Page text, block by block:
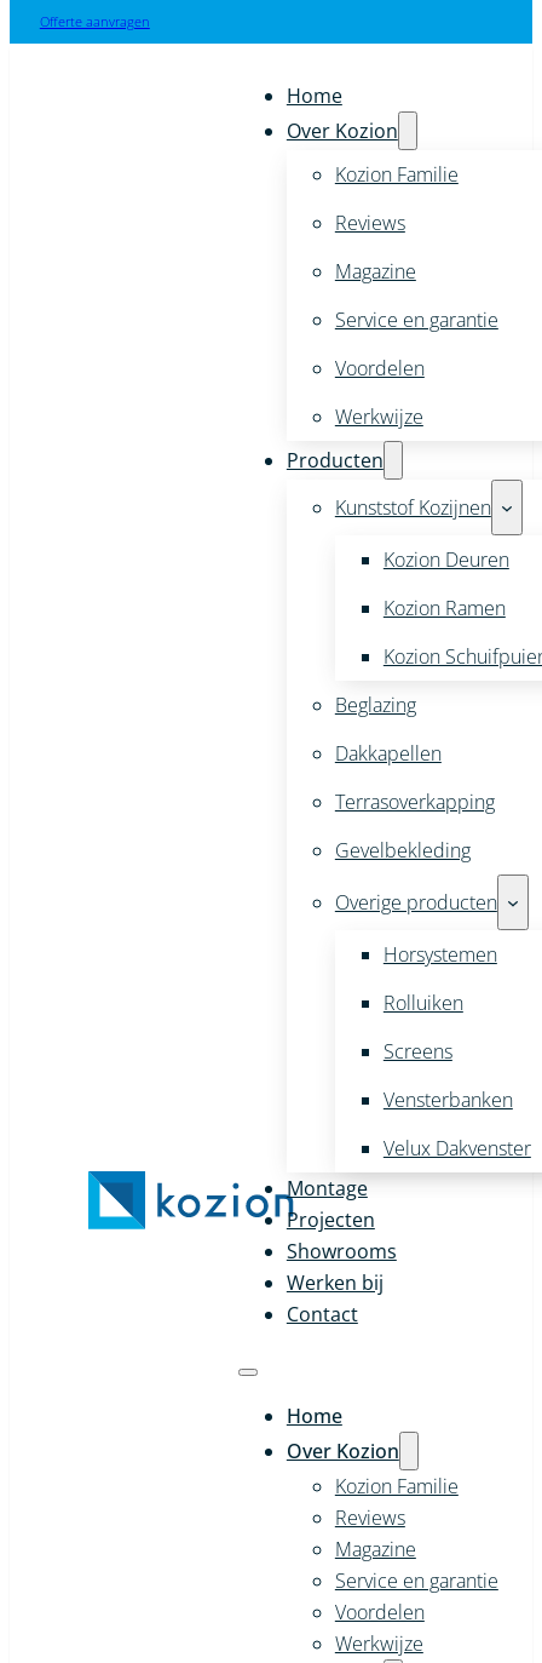
Offerte aanvragen
Home
Over Kozion
Kozion Familie
Reviews
Magazine
Service en garantie
Voordelen
Werkwijze
Producten
Kunststof Kozijnen
Kozion Deuren
Kozion Ramen
Kozion
Beglazing
Dakkapellen
Terrasoverkapping
Gevelbekleding
Overige producten
Horsystemen
Rolluiken
Screens
Vensterbanken
Velux Dakvenster
Montage
Projecten
Showrooms
Werken bij
Contact
Home
Over Kozion
Kozion Familie
Reviews
Magazine
Service en garantie
Voordelen
Werkwijze